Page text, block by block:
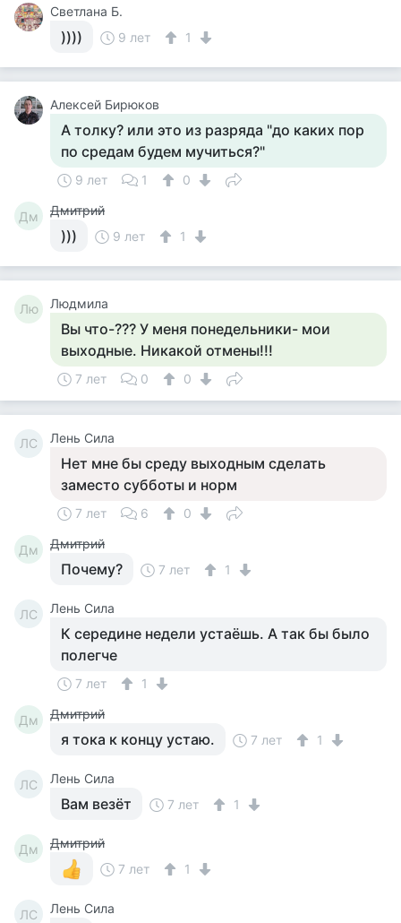
Светлана Б.
)))) 9 лет 1
Алексей Бирюков
А толку? или это из разряда "до каких пор
по средам будем мучиться?"
9 лет 1 0
Дм Дмитрий
))) 9 лет 1
Лю Людмила
Вы что-??? У меня понедельники- мои
выходные. Никакой отмены!!!
7 лет 0 0
ЛС Лень Сила
Нет мне бы среду выходным сделать
заместо субботы и норм
7 лет 6 0
Дм Дмитрий
Почему? 7 лет 1
ЛС Лень Сила
К середине недели устаёшь. А так бы было
полегче
7 лет 1
Дм Дмитрий
я тока к концу устаю. 7 лет 1
ЛС Лень Сила
Вам везёт 7 лет 1
Дм
Дмитрий
7 лет
1
ЛС Лень Сила